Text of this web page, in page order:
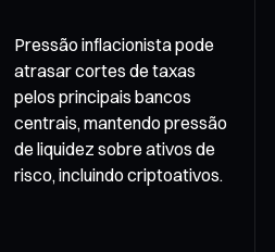
Pressão inflacionista pode
atrasar cortes de taxas
pelos principais bancos
centrais, mantendo pressão
de liquidez sobre ativos de
risco, incluindo criptoativos.